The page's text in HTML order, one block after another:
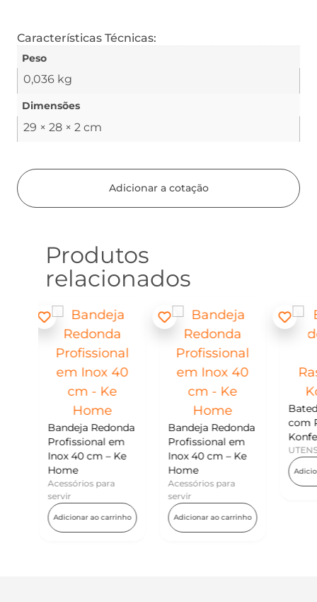
Características Técnicas:
Peso
0,036 kg
Dimensões
29 × 28 × 2 cm
Adicionar a cotação
Produtos
relacionados
Bandeja Redonda
Profissional em
Inox 40 cm – Ke
Home
Acessórios para
servir
Adicionar ao carrinho
Batedor de Ovos
com Raspador –
Konfektt
UTENSÍLIOS
Adicionar ao carrinho